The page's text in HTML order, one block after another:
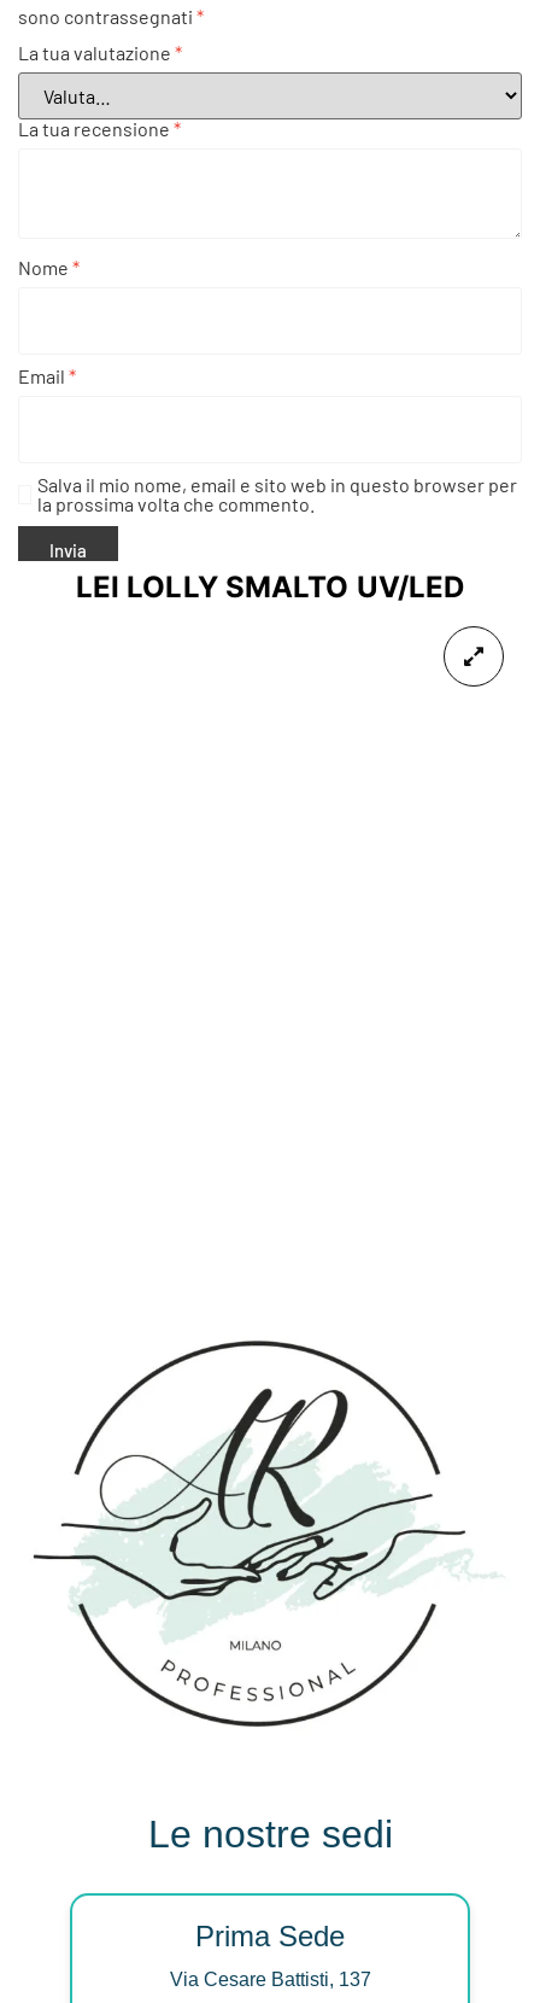
sono contrassegnati *
La tua valutazione *
La tua recensione *
Nome *
Email *
Salva il mio nome, email e sito web in questo browser per
la prossima volta che commento.
LEI LOLLY SMALTO UV/LED
Le nostre sedi
Prima Sede
Via Cesare Battisti, 137